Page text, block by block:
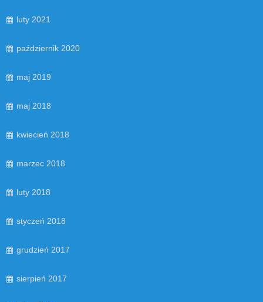
luty 2021
październik 2020
maj 2019
maj 2018
kwiecień 2018
marzec 2018
luty 2018
styczeń 2018
grudzień 2017
sierpień 2017